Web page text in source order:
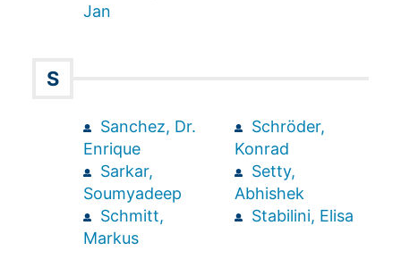
Jan
S
Sanchez, Dr.
Enrique
Sarkar,
Soumyadeep
Schmitt,
Markus
Schröder,
Konrad
Setty,
Abhishek
Stabilini, Elisa